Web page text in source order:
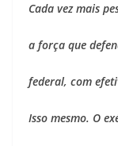
Cada vez mais
a força que
federal, com
Isso mesmo. O